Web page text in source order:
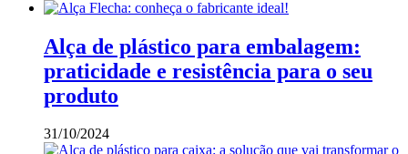
Alça de plástico para embalagem:
praticidade e resistência para o seu
produto
31/10/2024